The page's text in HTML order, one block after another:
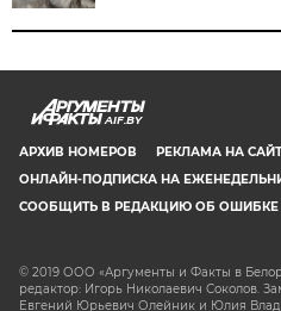
AIF.BY
АРХИВ НОМЕРОВ РЕКЛАМА НА
ОНЛАЙН-ПОДПИСКА НА
СООБЩИТЬ В РЕДАКЦИЮ ОБ ОШИБКЕ
© 2019 ООО «Аргументы и Факты в
редактор: Игорь Николаевич Соколов.
Евгений Юрьевич Олейник и Юлия